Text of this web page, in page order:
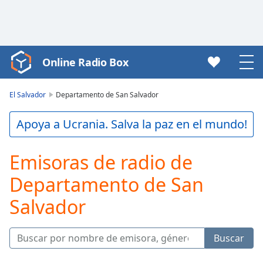
Video
Player
Play
Video
Skip
Backward
Skip
Forward
Mute
Current
Time0:00
Duration-:-
Online Radio Box
El Salvador Departamento de San Salvador
Apoya a Ucrania. Salva la paz en el mundo!
Emisoras de radio de
Departamento de San
Salvador
Buscar